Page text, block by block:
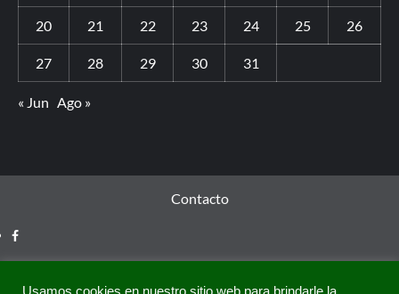
20 21 22 23 24 25 26
27 28 29 30 31
« Jun Ago »
Contacto